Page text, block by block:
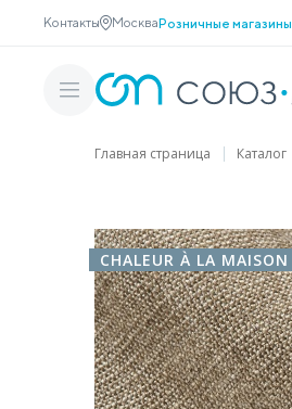
Контакты МоскваРозничные магазины
Главная страница Каталог
CHALEUR À LA MAISON